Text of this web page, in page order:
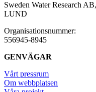
Sweden Water Research
LUND
Organisationsnummer:
556945-8945
GENVÄGAR
Vårt pressrum
Om webbplatsen